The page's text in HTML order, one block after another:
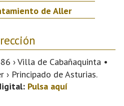
de Aller
› Villa de Cabañaquinta •
› Principado de Asturias.
Pulsa aquí